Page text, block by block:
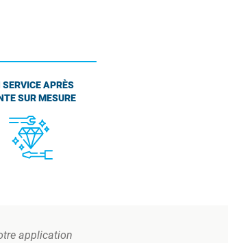
SERVICE APRÈS
SUR MESURE
application